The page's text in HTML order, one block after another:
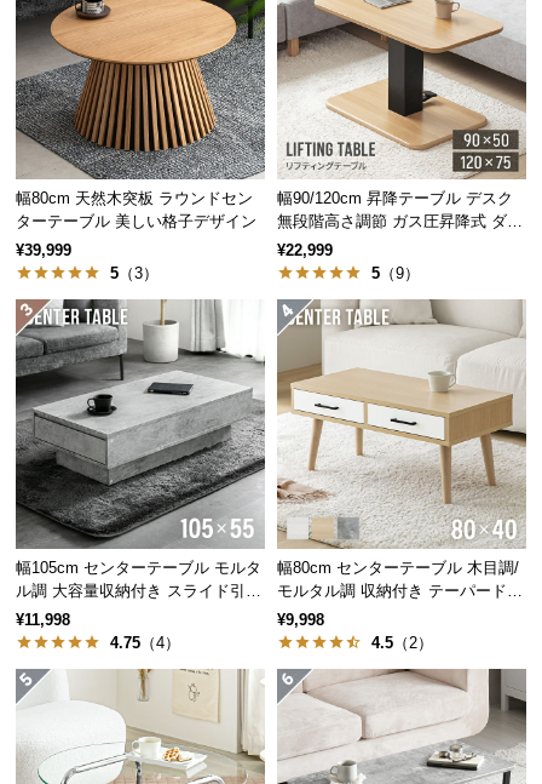
中
型
商
品
の
配
送
に
つ
い
小
型
商
品
の
配
送
に
つ
い
て
開
梱
置
幅80cm 天然木突板 ラウンドセン
ターテーブル 美しい格子デザイン
¥39,999
5 （3）
幅90/120cm 昇降テーブル デスク
無段階高さ調節 ガス圧昇降式 ダイ
ニング 高さ55~70cm
¥22,999
5 （9）
幅105cm センターテーブル モルタ
ル調 大容量収納付き スライド引き
出し2杯
¥11,998
4.75 （4）
幅80cm センターテーブル 木目調/
モルタル調 収納付き テーパードレ
ッグ
¥9,998
4.5 （2）